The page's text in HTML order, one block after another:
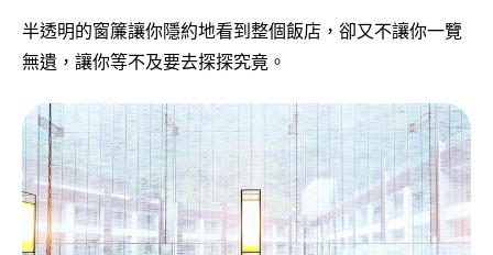
半透明的窗簾讓你隱約地看到整個飯店，卻又不讓你一覽
無遺，讓你等不及要去探探究竟。